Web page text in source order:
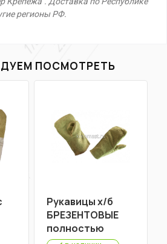
регионы РФ.
ПОСМОТРЕТЬ
Рукавицы х/б
БРЕЗЕНТОВЫЕ
полностью